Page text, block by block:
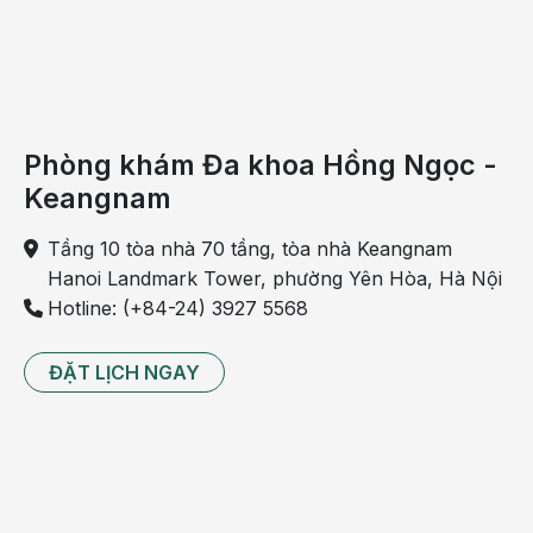
Luyện tập thể dục thể thao giúp phát triển
chiều cao ở trẻ
Thường xuyên luyện tậpthể dục thể thao
nhanh nhẹn, bền bỉ, dẻo dai. Nhiều môn thể thao hỗ trợ
tốt cho phát triển chiều cao ở trẻ như: bơi, nhảy cao,
Phòng khám Đa khoa Hồng Ngọc -
Keangnam
Tầng 10 tòa nhà 70 tầng, tòa nhà Keangnam
Hanoi Landmark Tower, phường Yên Hòa, Hà Nội
Hotline: (+84-24) 3927 5568
ĐẶT LỊCH NGAY